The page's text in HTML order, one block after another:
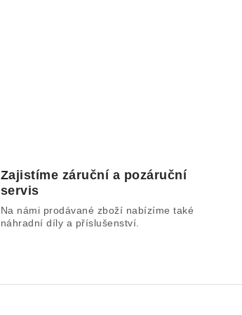
Zajistíme záruční a pozáruční
servis
Na námi prodávané zboží nabízíme také
náhradní díly a příslušenství.